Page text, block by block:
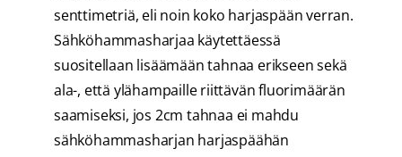
senttimetriä, eli noin koko harjaspään verran.
Sähköhammasharjaa käytettäessä
suositellaan lisäämään tahnaa erikseen sekä
ala-, että ylähampaille riittävän fluorimäärän
saamiseksi, jos 2cm tahnaa ei mahdu
sähköhammasharjan harjaspäähän